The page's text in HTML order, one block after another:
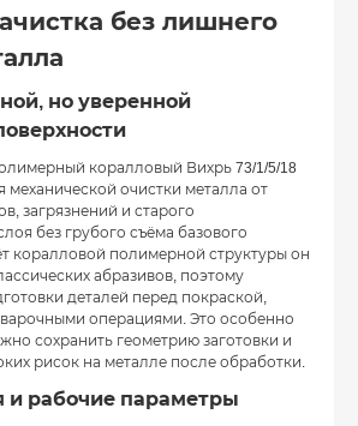
без лишнего
но уверенной
коралловый Вихрь 73/1/5/18
механической очистки металла от
загрязнений и старого
без грубого съёма базового
коралловой полимерной структуры он
абразивов, поэтому
деталей перед покраской,
операциями. Это особенно
сохранить геометрию заготовки и
рисок на металле после обработки.
и рабочие параметры